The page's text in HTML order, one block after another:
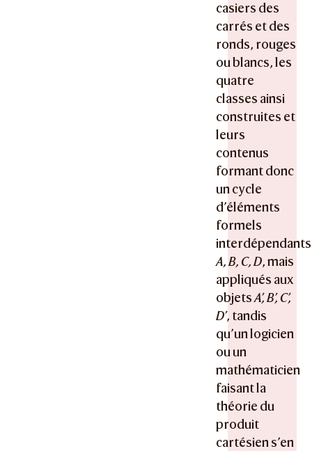
casiers des
carrés et des
ronds, rouges
ou blancs, les
quatre
classes ainsi
construites et
leurs
contenus
formant donc
un cycle
d’éléments
formels
interdépendants
A, B, C, D, mais
appliqués aux
objetsA’, B’, C’,
D’, tandis
qu’un logicien
ou un
mathématicien
faisant la
théorie du
produit
cartésien s’en